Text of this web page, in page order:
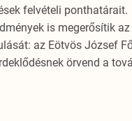
felvételi ponthatárait.
is megerősítik
az Eötvös József
örvend a